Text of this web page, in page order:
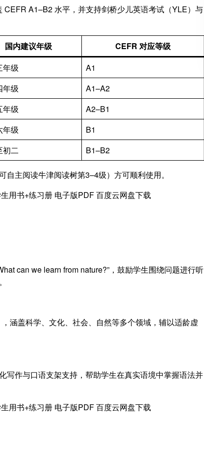
A1–B2 水平，并支持剑桥少儿英语考试（YLE）与
国内建议年级
CEFR 对应等级
年级
A1
年级
A1–A2
年级
A2–B1
年级
B1
初二 B1–B2
自主阅读牛津阅读树第3–4级）方可顺利使用。
can we learn from nature?”，鼓励学生围绕问题进行听
涵盖科学、文化、社会、自然等多个领域，辅以适龄虚
写作与口语支架支持，帮助学生在真实语境中掌握语法并